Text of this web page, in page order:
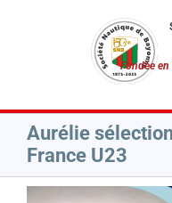
Aurélie
France U23